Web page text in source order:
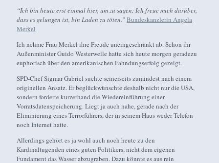
“Ich bin heute erst einmal hier, um zu sagen: Ich freue mich darüber,
dass es gelungen ist, bin Laden zu töten.”Bundeskanzlerin Angela
Merkel
Ich nehme Frau Merkel ihre Freude uneingeschränkt ab. Schon ihr
Außenminister Guido Westerwelle hatte sich heute morgen geradezu
euphorisch über den amerikanischen Fahndungserfolg gezeigt.
SPD-Chef Sigmar Gabriel suchte seinerseits zumindest nach einem
originellen Ansatz. Er beglückwünschte deshalb nicht nur die USA,
sondern forderte kurzerhand die Wiedereinführung einer
Vorratsdatenspeicherung. Liegt ja auch nahe, gerade nach der
Eliminierung eines Terrorführers, der in seinem Haus weder Telefon
noch Internet hatte.
Allerdings gehört es ja wohl auch noch heute zu den
Kardinaltugenden eines guten Politikers, nicht dem eigenen
Fundament das Wasser abzugraben. Dazu könnte es aus rein